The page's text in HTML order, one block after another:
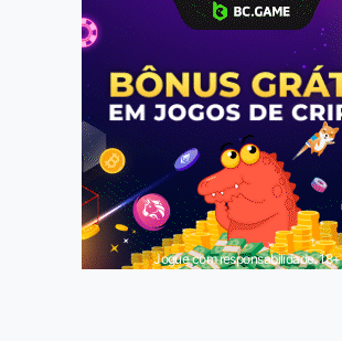
Jogue com responsabilidade. 18+